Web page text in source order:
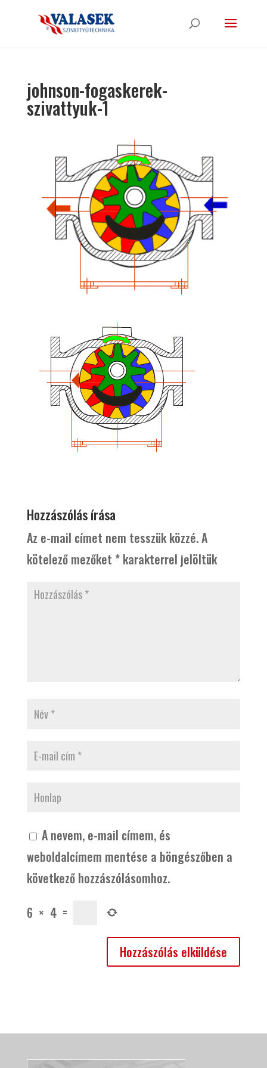
johnson-fogaskerek-
szivattyuk-1
Hozzászólás írása
Az e-mail címet nem tesszük közzé.A
kötelező mezőket *karakterrel jelöltük
A nevem, e-mail címem, és
weboldalcímem mentése a böngészőben a
következő hozzászólásomhoz.
6 × 4 =